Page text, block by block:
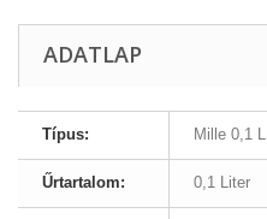
ADATLAP
Típus: Mille 0,1 L
Űrtartalom: 0,1 Liter